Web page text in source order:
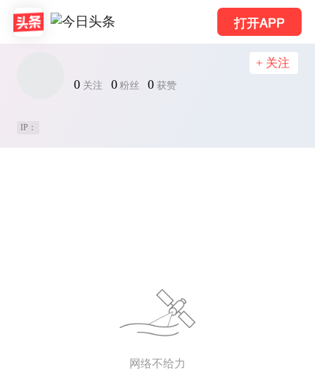
打开APP
0 关注 0 粉丝 0 获赞
+ 关注
IP：
网络不给力